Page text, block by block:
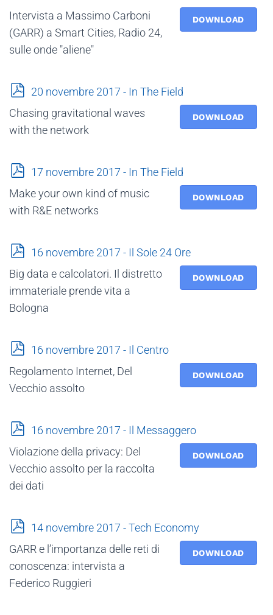
DOWNLOAD
Intervista a Massimo Carboni
(GARR) a Smart Cities, Radio 24,
sulle onde "aliene"
p
f
20 novembre 2017 - In The Field
DOWNLOAD
Chasing gravitational waves
with the network
p
f
17 novembre 2017 - In The Field
DOWNLOAD
Make your own kind of music
with R&E networks
p
f
16 novembre 2017 - Il Sole 24 Ore
DOWNLOAD
Big data e calcolatori. Il distretto
immateriale prende vita a
Bologna
p
f
16 novembre 2017 - Il Centro
DOWNLOAD
Regolamento Internet, Del
Vecchio assolto
p
f
16 novembre 2017 - Il Messaggero
DOWNLOAD
Violazione della privacy: Del
Vecchio assolto per la raccolta
dei dati
p
f
14 novembre 2017 - Tech Economy
DOWNLOAD
GARR e l’importanza delle reti di
conoscenza: intervista a
Federico Ruggieri